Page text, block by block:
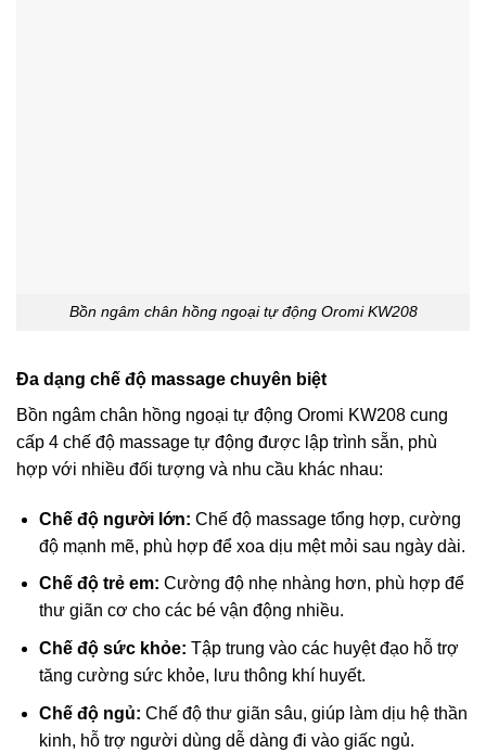
Bồn ngâm chân hồng ngoại tự động Oromi KW208
Đa dạng chế độ massage chuyên biệt
Bồn ngâm chân hồng ngoại tự động Oromi KW208 cung
cấp 4 chế độ massage tự động được lập trình sẵn, phù
hợp với nhiều đối tượng và nhu cầu khác nhau:
Chế độ người lớn: Chế độ massage tổng hợp, cường
độ mạnh mẽ, phù hợp để xoa dịu mệt mỏi sau ngày dài.
Chế độ trẻ em: Cường độ nhẹ nhàng hơn, phù hợp để
thư giãn cơ cho các bé vận động nhiều.
Chế độ sức khỏe: Tập trung vào các huyệt đạo hỗ trợ
tăng cường sức khỏe, lưu thông khí huyết.
Chế độ ngủ: Chế độ thư giãn sâu, giúp làm dịu hệ thần
kinh, hỗ trợ người dùng dễ dàng đi vào giấc ngủ.